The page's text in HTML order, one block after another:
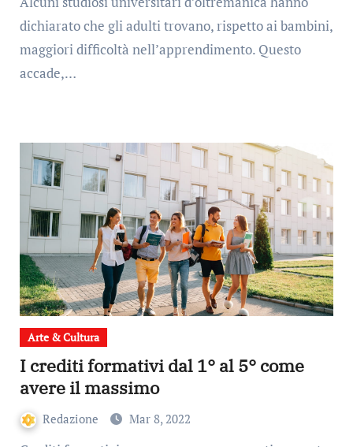
dichiarato che gli adulti trovano, rispetto ai bambini,
maggiori difficoltà nell’apprendimento. Questo
accade,…
Arte & Cultura
I crediti formativi dal 1° al 5° come
avere il massimo
Redazione Mar 8, 2022